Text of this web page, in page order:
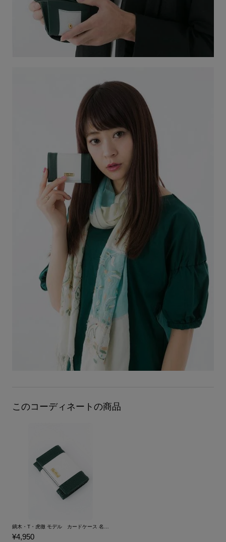
このコーディネートの商品
鏑木・T・虎徹 モデル カードケース 名刺入れ TIGER & BUNNY
¥4,950